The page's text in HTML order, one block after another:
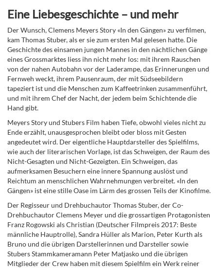
Eine Liebesgeschichte – und mehr
Der Wunsch, Clemens Meyers Story «In den Gängen» zu verfilmen,
kam Thomas Stuber, als er sie zum ersten Mal gelesen hatte. Die
Geschichte des einsamen jungen Mannes in den nächtlichen Gänge
eines Grossmarktes liess ihn nicht mehr los: mit ihrem Rauschen
von der nahen Autobahn vor der Laderampe, das Erinnerungen und
Fernweh weckt, ihrem Pausenraum, der mit Südseebildern
tapeziert ist und die Menschen zum Kaffeetrinken zusammenführt,
und mit ihrem Chef der Nacht, der jedem beim Schichtende die
Hand gibt.
Meyers Story und Stubers Film haben Tiefe, obwohl vieles nicht zu
Ende erzählt, unausgesprochen bleibt oder bloss mit Gesten
angedeutet wird. Der eigentliche Hauptdarsteller des Spielfilms,
wie auch der literarischen Vorlage, ist das Schweigen, der Raum des
Nicht-Gesagten und Nicht-Gezeigten. Ein Schweigen, das
aufmerksamen Besuchern eine innere Spannung auslöst und
Reichtum an menschlichen Wahrnehmungen verbreitet. «In den
Gängen» ist eine stille Oase im Lärm des grossen Teils der Kinofilme.
Der Regisseur und Drehbuchautor Thomas Stuber, der Co-
Drehbuchautor Clemens Meyer und die grossartigen Protagonisten
Franz Rogowski als Christian (Deutscher Filmpreis 2017: Beste
männliche Hauptrolle), Sandra Hüller als Marion, Peter Kurth als
Bruno und die übrigen Darstellerinnen und Darsteller sowie
Stubers Stammkameramann Peter Matjasko und die übrigen
Mitglieder der Crew haben mit diesem Spielfilm ein Werk reiner